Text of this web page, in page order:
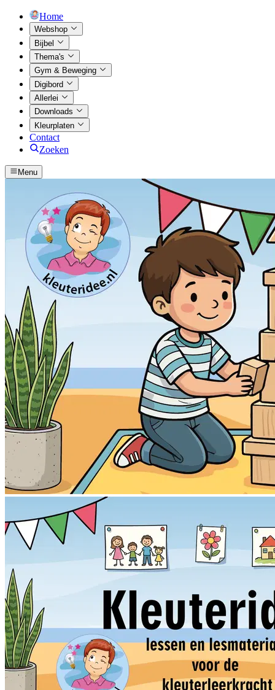
Home
Webshop
Bijbel
Thema's
Gym & Beweging
Digibord
Allerlei
Downloads
Kleurplaten
Contact
Zoeken
Menu